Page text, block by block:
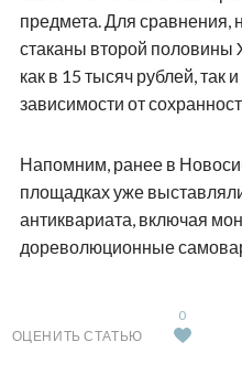
предмета. Для сравнения,
стаканы второй половины
как в 15 тысяч рублей, так
зависимости от
Напомним, ранее в
площадках уже
антиквариата, включая
дореволюционные
ОЦЕНИТЬ СТАТЬЮ
0